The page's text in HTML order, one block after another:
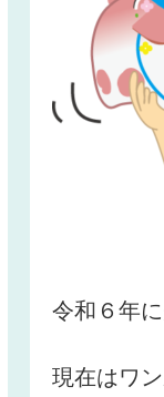
令和６年
現在はワ